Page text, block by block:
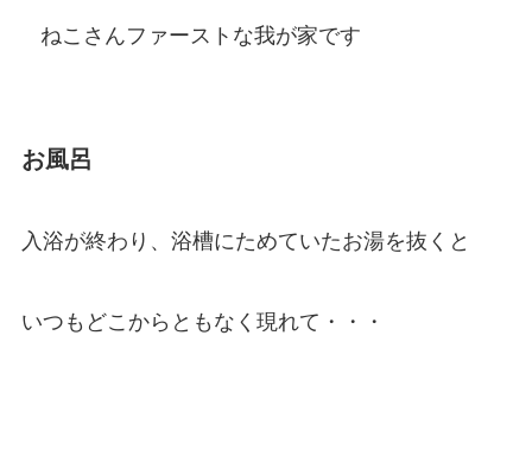
ねこさんファーストな我が家です
お風呂
入浴が終わり、浴槽にためていたお湯を抜くと
いつもどこからともなく現れて・・・